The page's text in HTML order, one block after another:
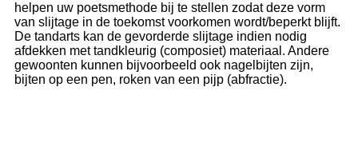
helpen uw poetsmethode bij te stellen zodat deze vorm
van slijtage in de toekomst voorkomen wordt/beperkt blijft.
De tandarts kan de gevorderde slijtage indien nodig
afdekken met tandkleurig (composiet) materiaal. Andere
gewoonten kunnen bijvoorbeeld ook nagelbijten zijn,
bijten op een pen, roken van een pijp (abfractie).